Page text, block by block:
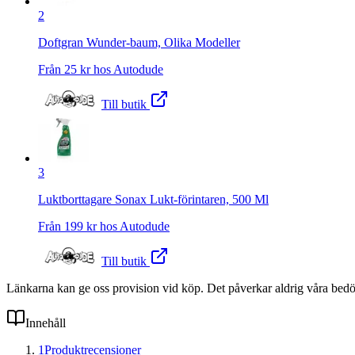
2
Doftgran Wunder-baum, Olika Modeller
Från 25 kr hos Autodude
Till butik
3
Luktborttagare Sonax Lukt-förintaren, 500 Ml
Från 199 kr hos Autodude
Till butik
Länkarna kan ge oss provision vid köp. Det påverkar aldrig våra
Innehåll
1Produktrecensioner